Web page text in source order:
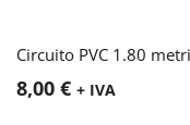
Circuito PVC 1.80 metri
8,00 € + IVA